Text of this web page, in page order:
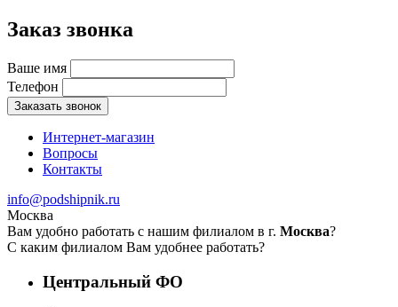
Заказ звонка
Ваше имя
Телефон
Заказать звонок
Интернет-магазин
Вопросы
Контакты
info@podshipnik.ru
Москва
Вам удобно работать с нашим филиалом в г. Москва?
С каким филиалом Вам удобнее работать?
Центральный ФО